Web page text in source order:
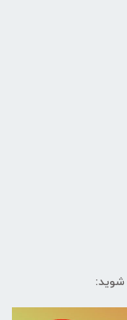
شوید: